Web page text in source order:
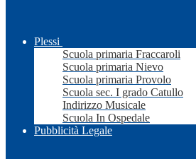
Plessi
Scuola primaria Fraccaroli
Scuola primaria Nievo
Scuola primaria Provolo
Scuola sec. I grado Catullo
Indirizzo Musicale
Scuola In Ospedale
Pubblicità Legale